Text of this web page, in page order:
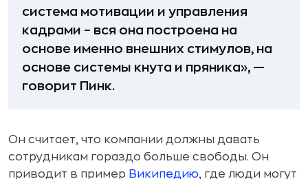
система мотивации и управления
кадрами – вся она построена на
основе именно внешних стимулов, на
основе системы кнута и пряника», —
говорит Пинк.
Он считает, что компании должны давать
сотрудникам гораздо больше свободы. Он
приводит в пример Википедию, где люди могут